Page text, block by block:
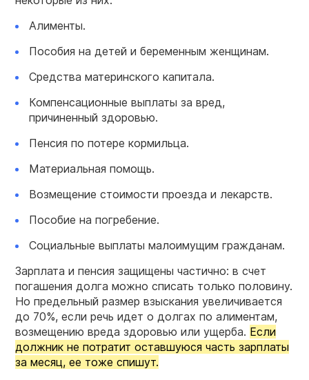
Алименты.
Пособия на детей и беременным женщинам.
Средства материнского капитала.
Компенсационные выплаты за вред,
причиненный здоровью.
Пенсия по потере кормильца.
Материальная помощь.
Возмещение стоимости проезда и лекарств.
Пособие на погребение.
Социальные выплаты малоимущим гражданам.
Зарплата и пенсия защищены частично: в счет
погашения долга можно списать только половину.
Но предельный размер взыскания увеличивается
до 70%, если речь идет о долгах по алиментам,
возмещению вреда здоровью или ущерба. Если
должник не потратит оставшуюся часть зарплаты
за месяц, ее тоже спишут.